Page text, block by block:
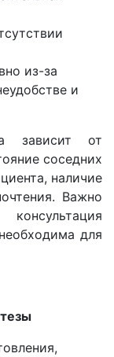
из-за
и
зависит от
соседних
наличие
Важно
для